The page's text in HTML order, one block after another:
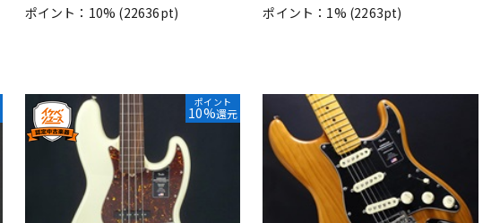
ポイント：10% (22636pt) ポイント：1% (2263pt)
ポイント
10%還元